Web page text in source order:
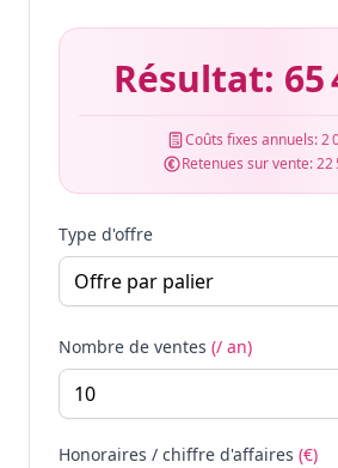
Résultat: 65
Coûts fixes annuels:2
Retenues sur vente:22
Type d'offre
Nombre de ventes (/ an)
Honoraires / chiffre d'affaires (€)